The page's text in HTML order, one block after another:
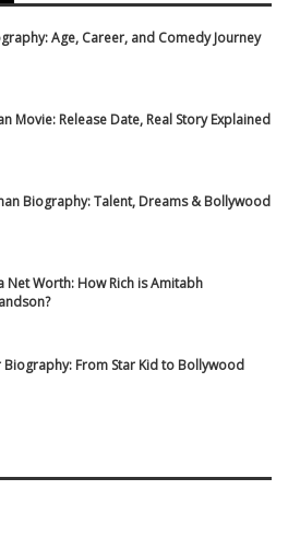
Age, Career, and Comedy Journey
Movie: Release Date, Real Story Explained
Biography: Talent, Dreams & Bollywood
Net Worth: How Rich is Amitabh
Biography: From Star Kid to Bollywood